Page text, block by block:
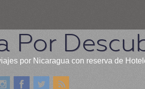
Por
por Nicaragua con reserva de